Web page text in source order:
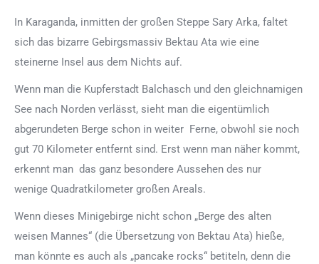
In Karaganda, inmitten der großen Steppe Sary Arka, faltet
sich das bizarre Gebirgsmassiv Bektau Ata wie eine
steinerne Insel aus dem Nichts auf.
Wenn man die Kupferstadt Balchasch und den gleichnamigen
See nach Norden verlässt, sieht man die eigentümlich
abgerundeten Berge schon in weiter Ferne, obwohl sie noch
gut 70 Kilometer entfernt sind. Erst wenn man näher kommt,
erkennt man das ganz besondere Aussehen des nur
wenige Quadratkilometer großen Areals.
Wenn dieses Minigebirge nicht schon „Berge des alten
weisen Mannes“ (die Übersetzung von Bektau Ata) hieße,
man könnte es auch als „pancake rocks“ betiteln, denn die